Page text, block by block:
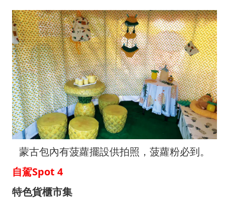
蒙古包內有菠蘿擺設供拍照，菠蘿粉必到。
自駕Spot 4
特色貨櫃市集